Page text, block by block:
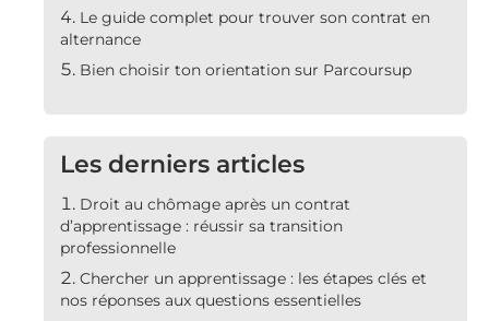
Le guide complet pour trouver son contrat en
alternance
Bien choisir ton orientation sur Parcoursup
Les derniers articles
Droit au chômage après un contrat
d’apprentissage : réussir sa transition
professionnelle
Chercher un apprentissage : les étapes clés et
nos réponses aux questions essentielles